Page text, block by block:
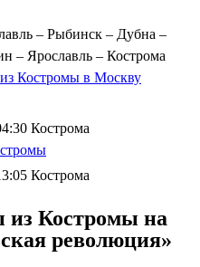
– Рыбинск – Дубна –
– Ярославль – Кострома
Костромы в Москву
Кострома
Кострома
из Костромы на
революция»